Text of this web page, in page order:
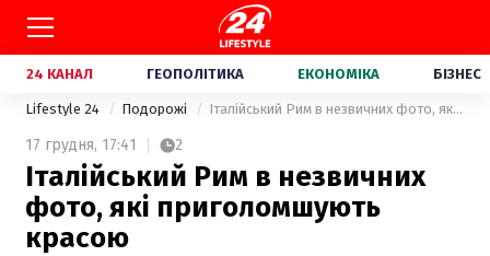
24 КАНАЛ ГЕОПОЛІТИКА ЕКОНОМІКА БІЗНЕС
Lifestyle 24 Подорожі Італійський Рим в незвичних фото, які приголомшують красою
17 грудня, 17:41 2
Італійський Рим в незвичних
фото, які приголомшують
красою